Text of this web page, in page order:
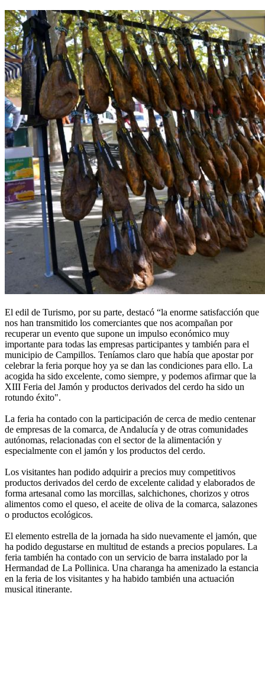
El edil de Turismo, por su parte, destacó “la enorme satisfacción que
nos han transmitido los comerciantes que nos acompañan por
recuperar un evento que supone un impulso económico muy
importante para todas las empresas participantes y también para el
municipio de Campillos. Teníamos claro que había que apostar por
celebrar la feria porque hoy ya se dan las condiciones para ello. La
acogida ha sido excelente, como siempre, y podemos afirmar que la
XIII Feria del Jamón y productos derivados del cerdo ha sido un
rotundo éxito".
La feria ha contado con la participación de cerca de medio centenar
de empresas de la comarca, de Andalucía y de otras comunidades
autónomas, relacionadas con el sector de la alimentación y
especialmente con el jamón y los productos del cerdo.
Los visitantes han podido adquirir a precios muy competitivos
productos derivados del cerdo de excelente calidad y elaborados de
forma artesanal como las morcillas, salchichones, chorizos y otros
alimentos como el queso, el aceite de oliva de la comarca, salazones
o productos ecológicos.
El elemento estrella de la jornada ha sido nuevamente el jamón, que
ha podido degustarse en multitud de estands a precios populares. La
feria también ha contado con un servicio de barra instalado por la
Hermandad de La Pollinica. Una charanga ha amenizado la estancia
en la feria de los visitantes y ha habido también una actuación
musical itinerante.